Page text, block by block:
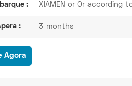
: XIAMEN or Or according
: 3 months
Agora